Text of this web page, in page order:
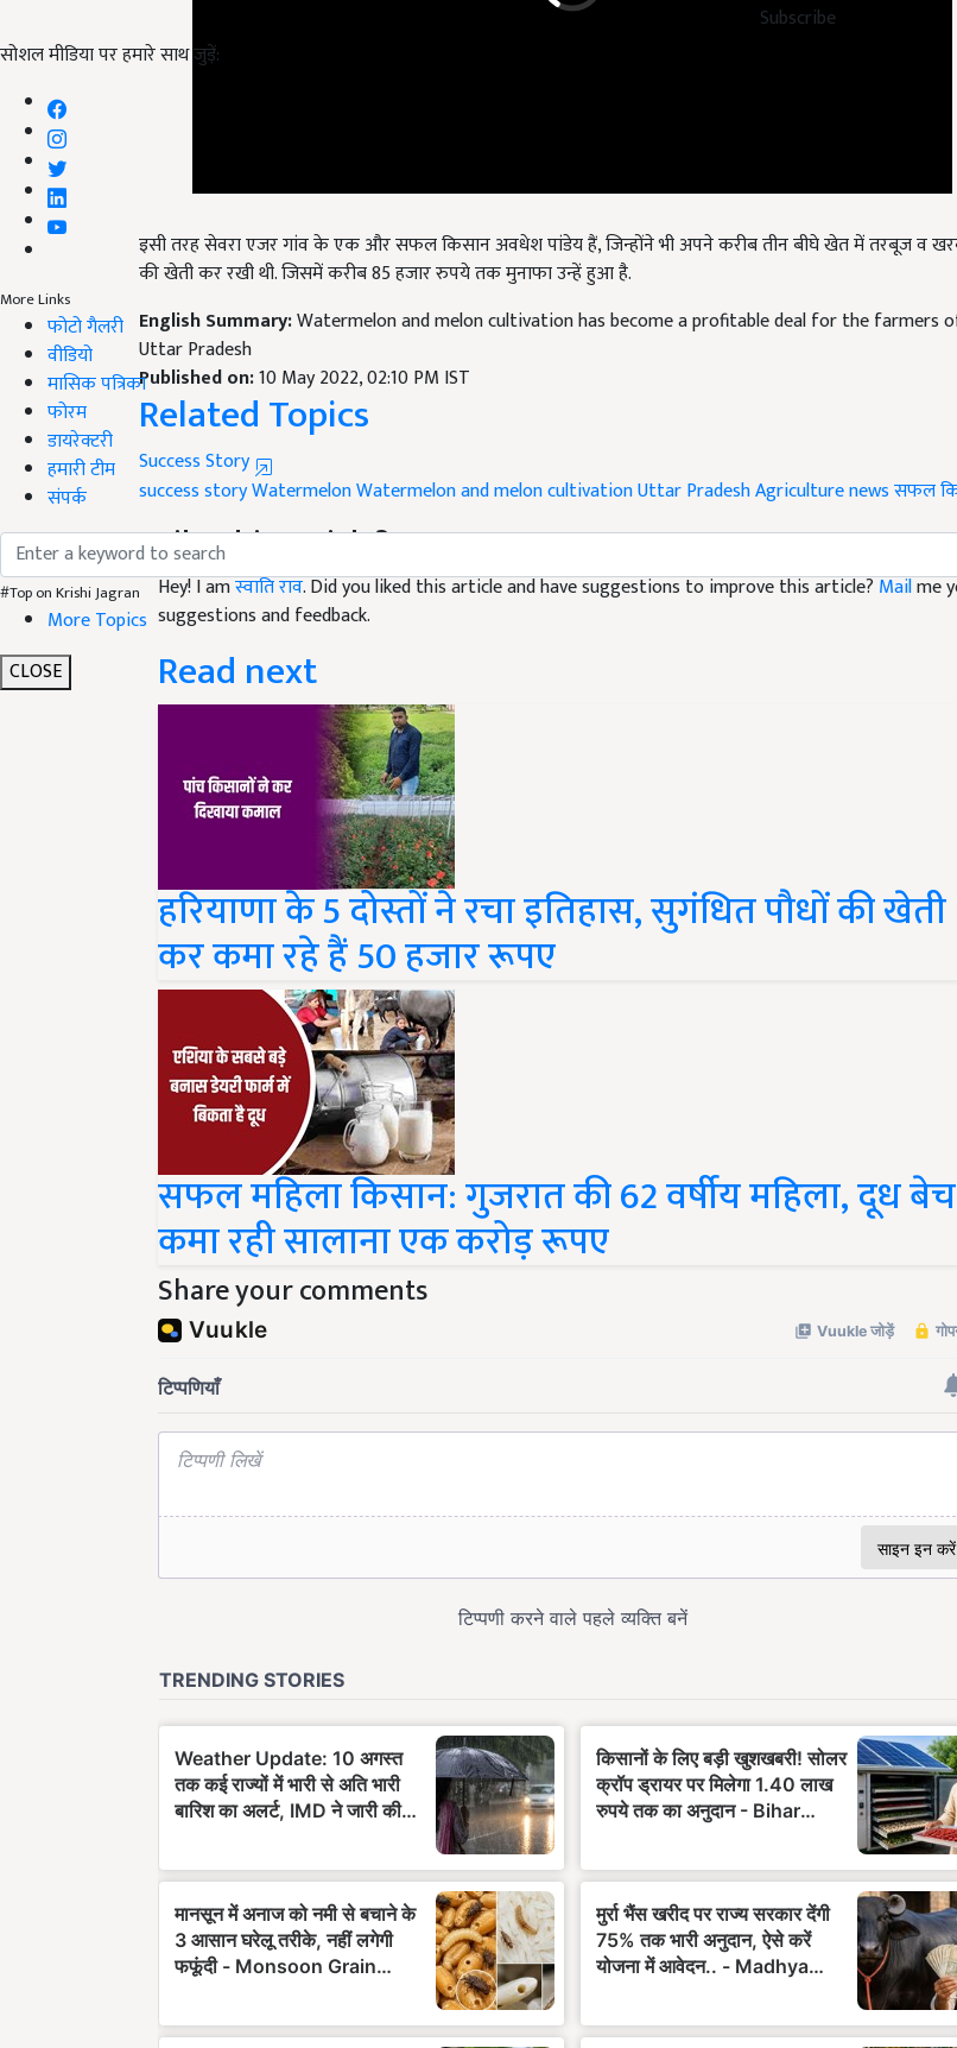
Subscribe
सोशल मीडिया पर हमारे साथ जुड़ें:
More Links
फोटो गैलरी
वीडियो
मासिक पत्रिका
फोरम
डायरेक्टरी
हमारी टीम
संपर्क
#Top on Krishi Jagran
More Topics
CLOSE
की खेती कर रखी थी. जिसमें करीब 85 हजार रुपये तक मुनाफा उन्हें हुआ है.
Watermelon and melon cultivation has become a profitable deal for the farmers of
Uttar Pradesh
Published on:
Related Topics
Success Story
success story Watermelon
Like this article?
Hey! I am
suggestions and feedback.
Read next
हरियाणा के 5 दोस्तों ने रचा इतिहास, सुगंधित पौधों की खेती
कर कमा रहे हैं 50 हजार रूपए
सफल महिला किसान: गुजरात की 62 वर्षीय महिला, दूध बेच
कमा रही सालाना एक करोड़ रूपए
Share your comments